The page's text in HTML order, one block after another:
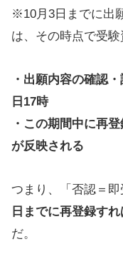
※10月3日までに出
は、その時点で受験
・出願内容の確認
日17時
・この期間中に再
が反映される
つまり、「否認＝即
日までに再登録す
だ。